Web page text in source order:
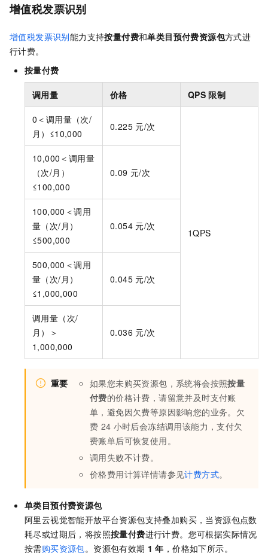
增值税发票识别
增值税发票识别能力支持按量付费和单类目预付费资源包方式进
行计费。
按量付费
调用量 价格 QPS 限制
0＜调用量（次/
月）≤10,000
0.225 元/次
1QPS
10,000＜调用量
（次/月）
≤100,000
0.09 元/次
100,000＜调用
量（次/月）
≤500,000
0.054 元/次
500,000＜调用
量（次/月）
≤1,000,000
0.045 元/次
调用量（次/
月）＞
1,000,000
0.036 元/次
重要 如果您未购买资源包，系统将会按照按量
付费的价格计费，请留意并及时支付账
单，避免因欠费等原因影响您的业务。欠
费 24 小时后会冻结调用该能力，支付欠
费账单后可恢复使用。
调用失败不计费。
价格费用计算详情请参见计费方式。
单类目预付费资源包
阿里云视觉智能开放平台资源包支持叠加购买，当资源包点数
耗尽或过期后，将按照按量付费进行计费。您可根据实际情况
按需购买资源包。资源包有效期 1 年 ，价格如下所示。